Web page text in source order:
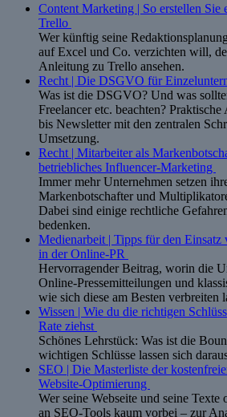
Content Marketing | So erstellen Sie
Trello
Wer künftig seine
auf Excel und Co. verzichten will,
Anleitung zu Trello ansehen.
Recht | Die DSGVO für
Was ist die DSGVO? Und was
Freelancer etc. beachten?
bis Newsletter mit den zentralen
Umsetzung.
Recht | Mitarbeiter als
betriebliches Influencer-Marketing
Immer mehr Unternehmen setzen
Markenbotschafter und
Dabei sind einige rechtliche
bedenken.
Medienarbeit | Tipps für den Einsatz
in der Online-PR
Hervorragender Beitrag, worin die
Online-Pressemitteilungen und
wie sich diese am Besten verbreiten
Wissen | Wie du die richtigen
Rate ziehst
Schönes Lehrstück: Was ist die
wichtigen Schlüsse lassen sich
SEO | Die Masterliste der
Website-Optimierung
Wer seine Webseite und seine
an SEO-Tools kaum vorbei – zur